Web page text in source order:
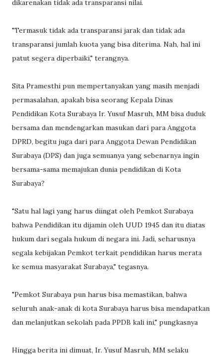
dikarenakan tidak ada transparansi nilai.
"Termasuk tidak ada transparansi jarak dan tidak ada
transparansi jumlah kuota yang bisa diterima. Nah, hal ini
patut segera diperbaiki," terangnya.
Sita Pramesthi pun mempertanyakan yang masih menjadi
permasalahan, apakah bisa seorang Kepala Dinas
Pendidikan Kota Surabaya Ir. Yusuf Masruh, MM bisa duduk
bersama dan mendengarkan masukan dari para Anggota
DPRD, begitu juga dari para Anggota Dewan Pendidikan
Surabaya (DPS) dan juga semuanya yang sebenarnya ingin
bersama-sama memajukan dunia pendidikan di Kota
Surabaya?
"Satu hal lagi yang harus diingat oleh Pemkot Surabaya
bahwa Pendidikan itu dijamin oleh UUD 1945 dan itu diatas
hukum dari segala hukum di negara ini. Jadi, seharusnya
segala kebijakan Pemkot terkait pendidikan harus merata
ke semua masyarakat Surabaya," tegasnya.
"Pemkot Surabaya pun harus bisa memastikan, bahwa
seluruh anak-anak di kota Surabaya harus bisa mendapatkan
dan melanjutkan sekolah pada PPDB kali ini," pungkasnya
Hingga berita ini dimuat, Ir. Yusuf Masruh, MM selaku